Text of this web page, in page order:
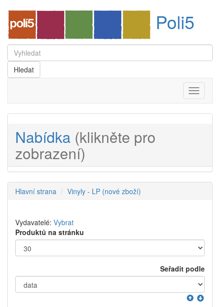
Poli5
Menu
Nabídka (klikněte pro
zobrazení)
Hlavní strana Vinyly - LP (nové zboží)
Vydavatelé: Vybrat
Produktů na stránku
Seřadit podle